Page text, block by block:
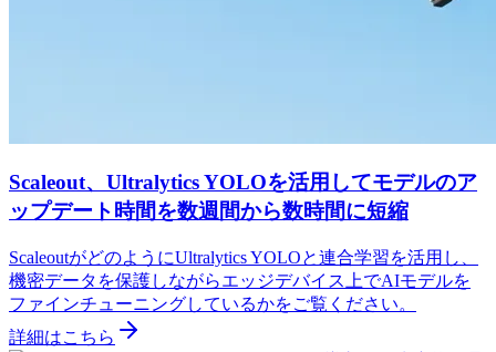
Scaleout、Ultralytics YOLOを活用してモデルのア
ップデート時間を数週間から数時間に短縮
ScaleoutがどのようにUltralytics YOLOと連合学習を活用し、
機密データを保護しながらエッジデバイス上でAIモデルを
ファインチューニングしているかをご覧ください。
詳細はこちら